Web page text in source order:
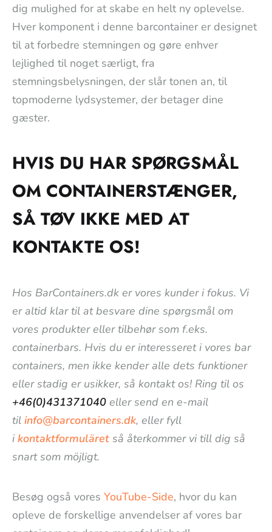
dig mulighed for at skabe en helt ny oplevelse.
Hver komponent i denne barcontainer er designet
til at forbedre stemningen og gøre enhver
lejlighed til noget særligt, fra
stemningsbelysningen, der slår tonen an, til
topmoderne lydsystemer, der betager dine
gæster.
HVIS DU HAR SPØRGSMÅL
OM CONTAINERSTÆNGER,
SÅ TØV IKKE MED AT
KONTAKTE OS!
Hos BarContainers.dk er vores kunder i fokus. Vi
er altid klar til at besvare dine spørgsmål om
vores produkter eller tilbehør som f.eks.
containerbars. Hvis du er interesseret i vores bar
containers, men ikke kender alle dets funktioner
eller stadig er usikker, så kontakt os! Ring til os
+46(0)431371040 eller send en e-mail
til info@barcontainers.dk, eller fyll
i kontaktformuläret så återkommer vi till dig så
snart som möjligt.
Besøg også vores YouTube-Side, hvor du kan
opleve de forskellige anvendelser af vores bar